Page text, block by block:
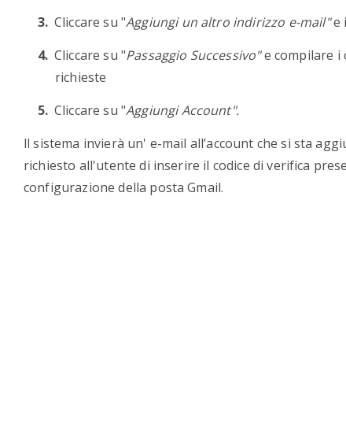
Cliccare su "Aggiungi un altro indirizzo e-mail"e
Cliccare su "Passaggio Successivo"e compilare i
richieste
Cliccare su "Aggiungi Account".
ll sistema invierà un' e-mail all’account che si sta
richiesto all'utente di inserire il codice di verifica
configurazione della posta Gmail.